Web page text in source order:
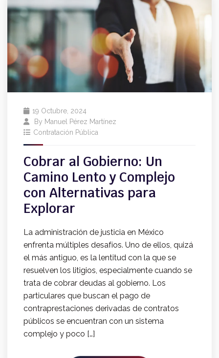
19 Octubre, 2024
By Manuel Pérez Martínez
Contratación Pública
Cobrar al Gobierno: Un
Camino Lento y Complejo
con Alternativas para
Explorar
La administración de justicia en México
enfrenta múltiples desafíos. Uno de ellos, quizá
el más antiguo, es la lentitud con la que se
resuelven los litigios, especialmente cuando se
trata de cobrar deudas al gobierno. Los
particulares que buscan el pago de
contraprestaciones derivadas de contratos
públicos se encuentran con un sistema
complejo y poco […]